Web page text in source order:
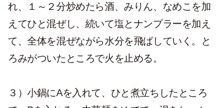
れ、１～２分炒めたら酒、みりん、なめこを加
えてひと混ぜし、続いて塩とナンプラーを加え
て、全体を混ぜながら水分を飛ばしていく。と
ろみがついたところで火を止める。
３）小鍋にAを入れて、ひと煮立ちしたところ